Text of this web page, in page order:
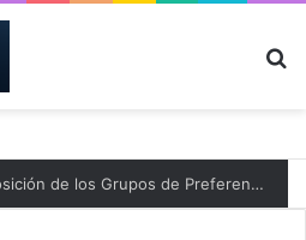
Ya se conoce la composición de los Grupos de Preferente y el calendario